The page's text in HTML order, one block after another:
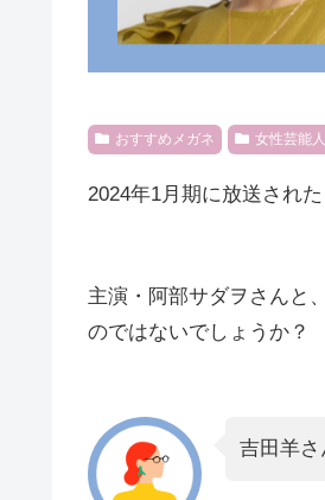
おすすめメガネ 女性芸能
2024年1月期に放送され
主演・阿部サダヲさんと
のではないでしょうか？
吉田羊